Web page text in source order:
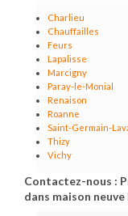
Charlieu
Chauffailles
Feurs
Lapalisse
Marcigny
Paray-le-Monial
Renaison
Roanne
Saint-Germain-
Thizy
Vichy
Contactez-nous :
dans maison neuve